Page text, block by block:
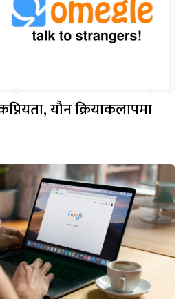
यौन क्रियाकलापमा